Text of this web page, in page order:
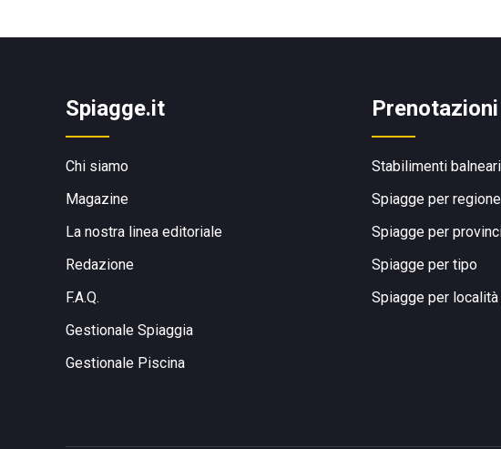
Spiagge.it
Chi siamo
Magazine
La nostra linea editoriale
Redazione
F.A.Q.
Gestionale Spiaggia
Gestionale Piscina
Prenotazioni
Stabilimenti balneari
Spiagge per regione
Spiagge per
Spiagge per tipo
Spiagge per